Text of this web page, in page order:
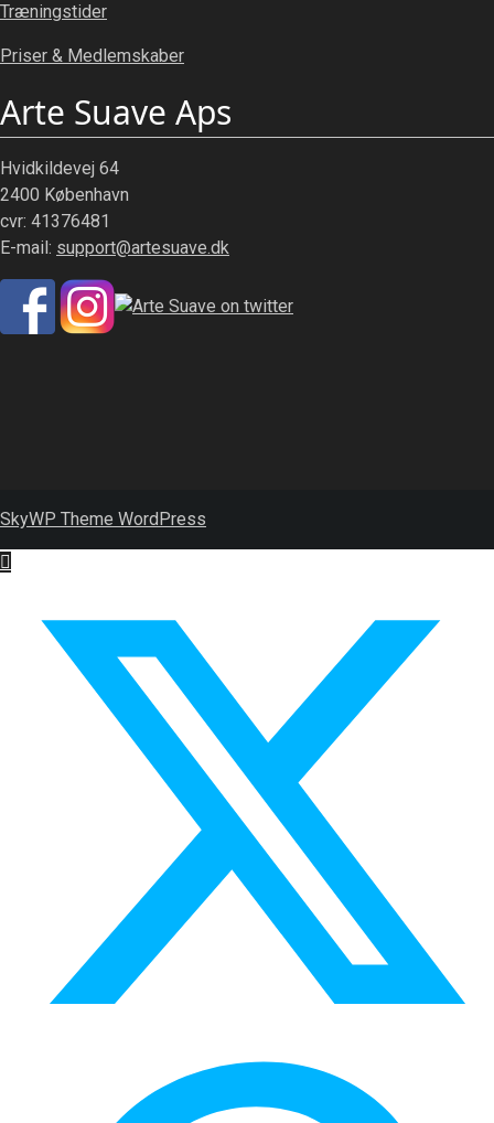
Træningstider
Priser & Medlemskaber
Arte Suave Aps
Hvidkildevej 64
2400 København
cvr: 41376481
E-mail: support@artesuave.dk
SkyWP Theme WordPress